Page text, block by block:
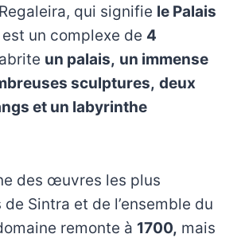
qui signifie le Palais
est un complexe de 4
un palais, un immense
sculptures, deux
et un labyrinthe
des œuvres les plus
Sintra et de l’ensemble du
remonte à 1700, mais